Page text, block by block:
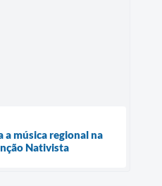
a música regional na
Nativista